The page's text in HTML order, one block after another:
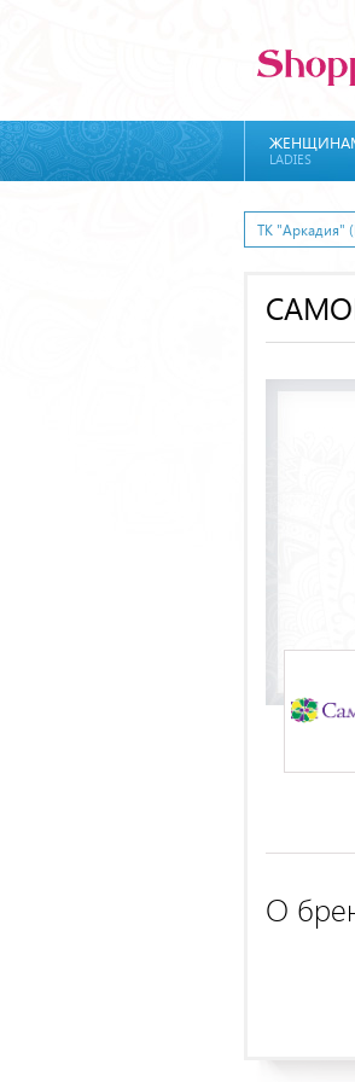
LADIES
ТК "Аркадия"
О